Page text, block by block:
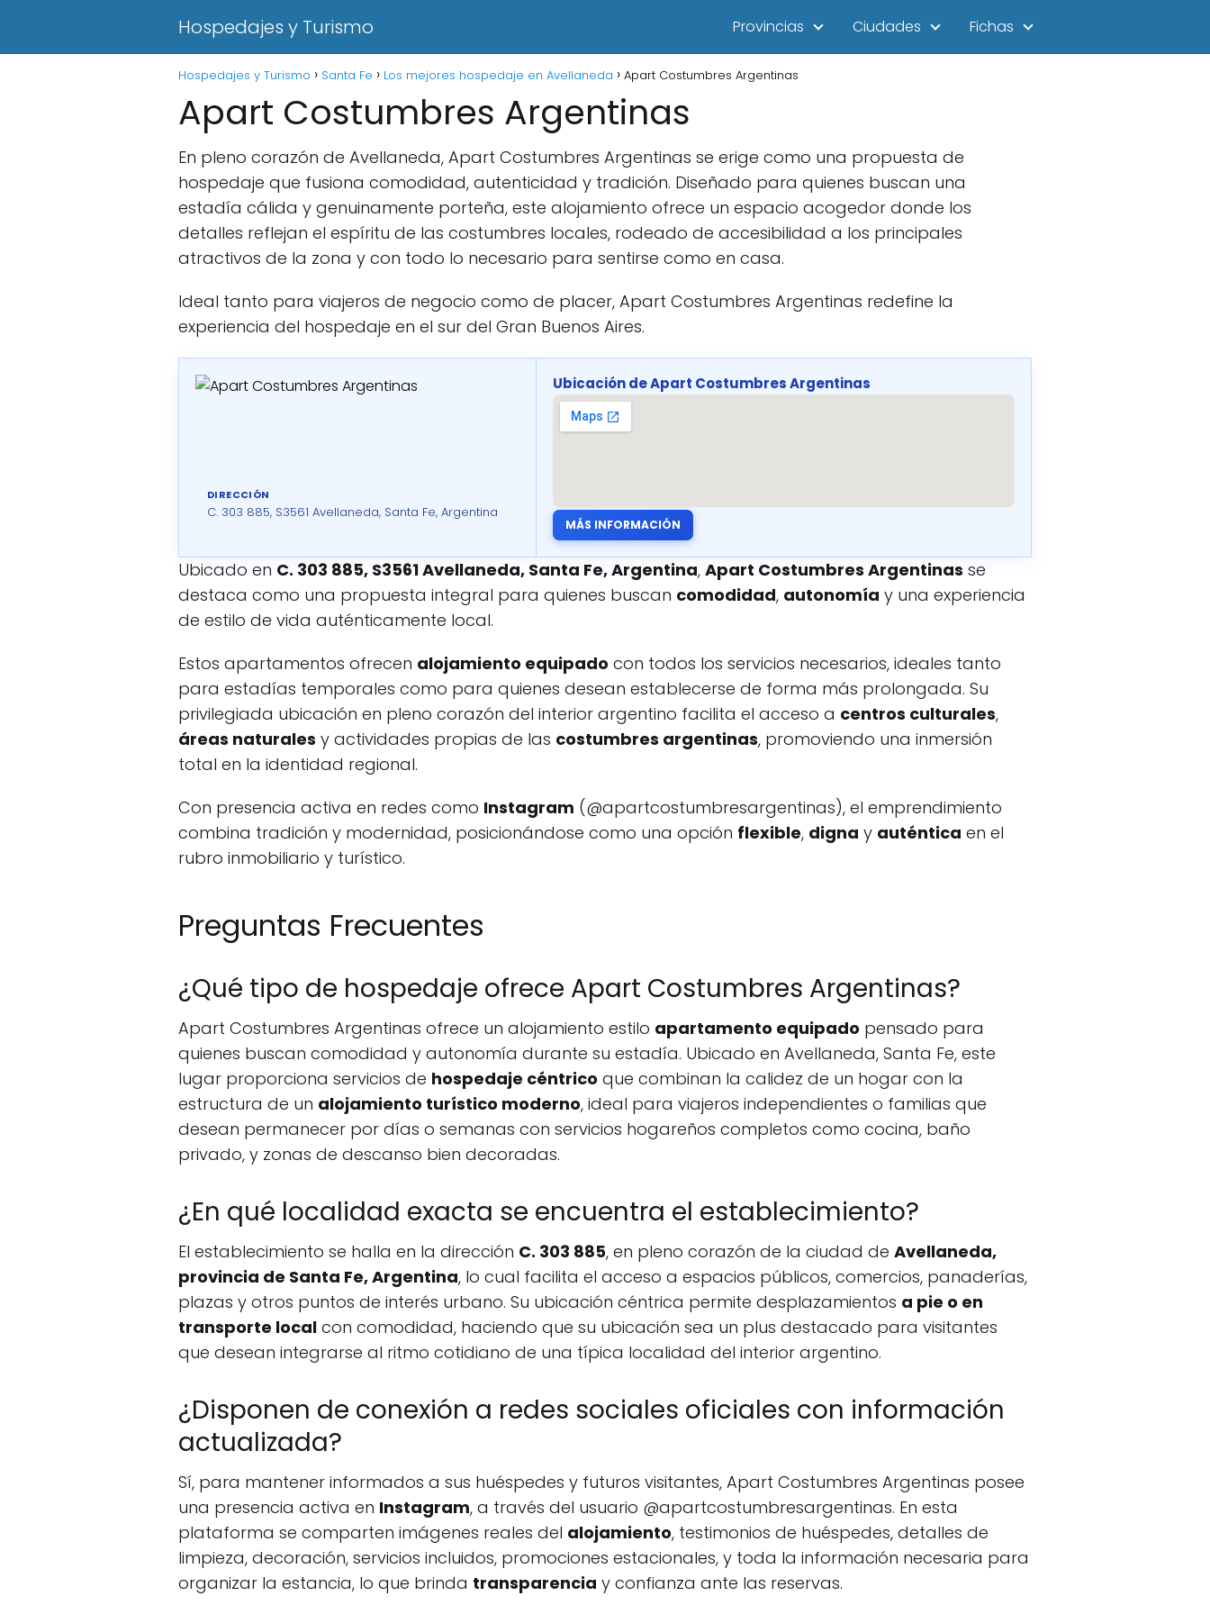
Hospedajes y Turismo Provincias Ciudades Fichas
Hospedajes y Turismo Santa Fe Los mejores hospedaje en Avellaneda Apart Costumbres Argentinas
Apart Costumbres Argentinas
En pleno corazón de Avellaneda, Apart Costumbres Argentinas se erige como una propuesta de
hospedaje que fusiona comodidad, autenticidad y tradición. Diseñado para quienes buscan una
estadía cálida y genuinamente porteña, este alojamiento ofrece un espacio acogedor donde los
detalles reflejan el espíritu de las costumbres locales, rodeado de accesibilidad a los principales
atractivos de la zona y con todo lo necesario para sentirse como en casa.
Ideal tanto para viajeros de negocio como de placer, Apart Costumbres Argentinas redefine la
experiencia del hospedaje en el sur del Gran Buenos Aires.
DIRECCIÓN
C. 303 885, S3561 Avellaneda, Santa Fe, Argentina
Ubicación de Apart Costumbres Argentinas
MÁS INFORMACIÓN
Ubicado en C. 303 885, S3561 Avellaneda, Santa Fe, Argentina, Apart Costumbres Argentinas se
destaca como una propuesta integral para quienes buscan comodidad, autonomía y una experiencia
de estilo de vida auténticamente local.
Estos apartamentos ofrecen alojamiento equipado con todos los servicios necesarios, ideales tanto
para estadías temporales como para quienes desean establecerse de forma más prolongada. Su
privilegiada ubicación en pleno corazón del interior argentino facilita el acceso a centros culturales,
áreas naturales y actividades propias de las costumbres argentinas, promoviendo una inmersión
total en la identidad regional.
Con presencia activa en redes como Instagram (@apartcostumbresargentinas), el emprendimiento
combina tradición y modernidad, posicionándose como una opción flexible, digna y auténtica en el
rubro inmobiliario y turístico.
Preguntas Frecuentes
¿Qué tipo de hospedaje ofrece Apart Costumbres Argentinas?
Apart Costumbres Argentinas ofrece un alojamiento estilo apartamento equipado pensado para
quienes buscan comodidad y autonomía durante su estadía. Ubicado en Avellaneda, Santa Fe, este
lugar proporciona servicios de hospedaje céntrico que combinan la calidez de un hogar con la
estructura de un alojamiento turístico moderno, ideal para viajeros independientes o familias que
desean permanecer por días o semanas con servicios hogareños completos como cocina, baño
privado, y zonas de descanso bien decoradas.
¿En qué localidad exacta se encuentra el establecimiento?
El establecimiento se halla en la dirección C. 303 885, en pleno corazón de la ciudad de Avellaneda,
provincia de Santa Fe, Argentina, lo cual facilita el acceso a espacios públicos, comercios, panaderías,
plazas y otros puntos de interés urbano. Su ubicación céntrica permite desplazamientos a pie o en
transporte local con comodidad, haciendo que su ubicación sea un plus destacado para visitantes
que desean integrarse al ritmo cotidiano de una típica localidad del interior argentino.
¿Disponen de conexión a redes sociales oficiales con información
actualizada?
Sí, para mantener informados a sus huéspedes y futuros visitantes, Apart Costumbres Argentinas posee
una presencia activa en Instagram, a través del usuario @apartcostumbresargentinas. En esta
plataforma se comparten imágenes reales del alojamiento, testimonios de huéspedes, detalles de
limpieza, decoración, servicios incluidos, promociones estacionales, y toda la información necesaria para
organizar la estancia, lo que brinda transparencia y confianza ante las reservas.